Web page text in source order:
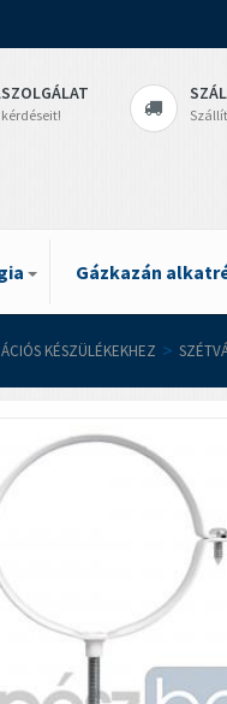
Gázkazán
KÉSZÜLÉKEKHEZ >